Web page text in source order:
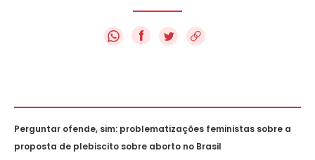
f
Perguntar ofende, sim: problematizações feministas sobre a
proposta de plebiscito sobre aborto no Brasil